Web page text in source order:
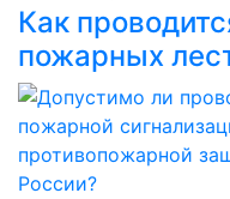
Как
пожарных